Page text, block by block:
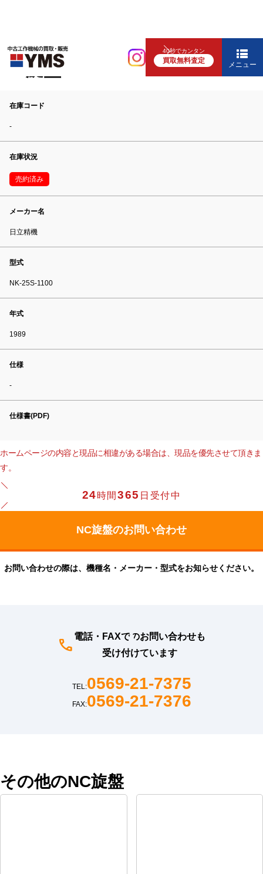
40秒でカンタン
買取無料査定 メニュー
NC旋盤
NC旋盤
在庫コード
-
在庫状況
売約済み
メーカー名
日立精機
型式
NK-25S-1100
年式
1989
仕様
-
仕様書(PDF)
ホームページの内容と現品に相違がある場合は、現品を優先させて頂きま
す。
24時間365 日受付中
お問い合わせの際は、機種名・メーカー・型式をお知らせください。
電話・FAXでのお問い合わせも
受け付けています
TEL:0569-21-7375
FAX:0569-21-7376
その他のNC旋盤